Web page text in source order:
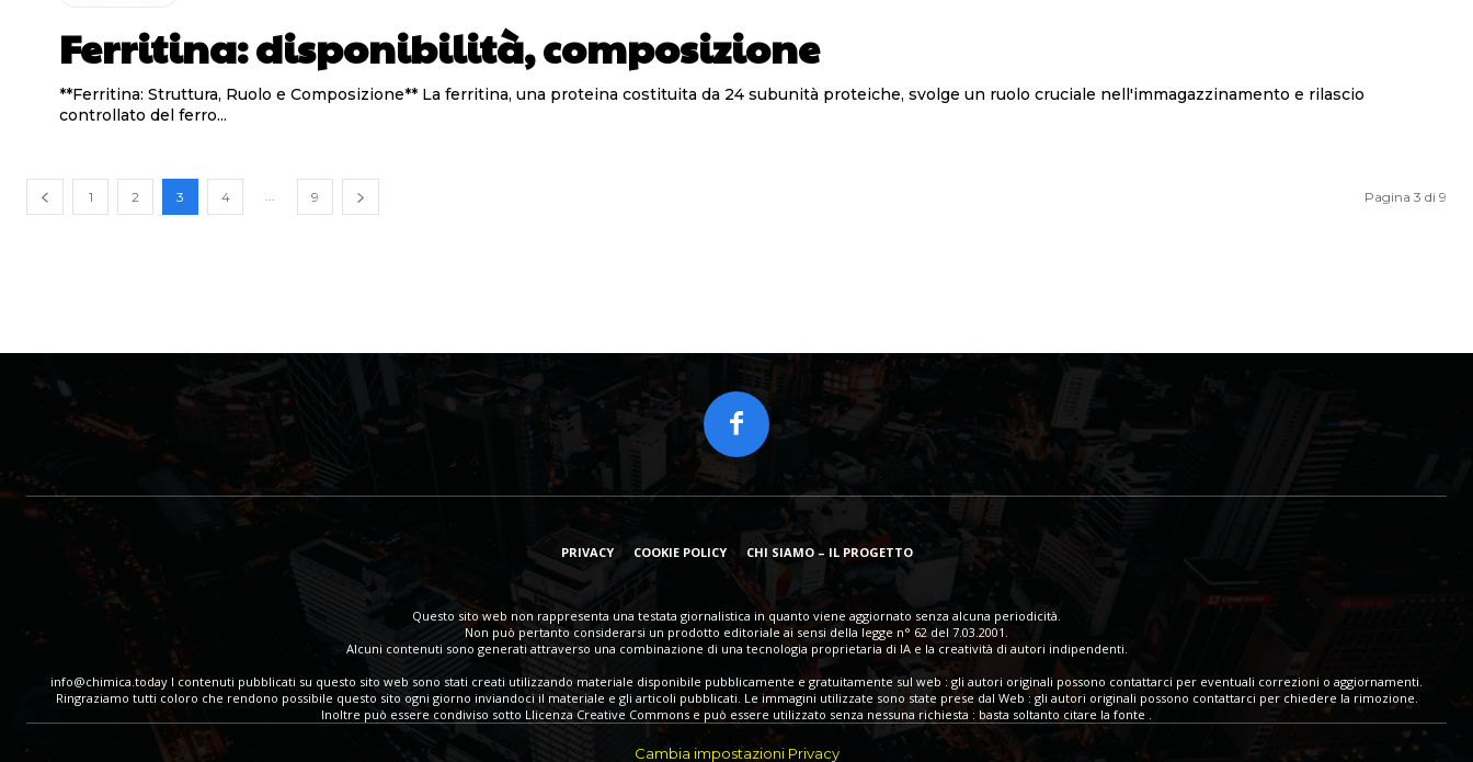
Ferritina: disponibilità, composizione
**Ferritina: Struttura, Ruolo e Composizione** La ferritina, una proteina costituita da 24 subunità proteiche, svolge un ruolo cruciale nell'immagazzinamento e rilascio
controllato del ferro...
1 2 3 4 ... 9 Pagina 3 di 9
PRIVACY COOKIE POLICY CHI SIAMO – IL PROGETTO
Questo sito web non rappresenta una testata giornalistica in quanto viene aggiornato senza alcuna periodicità.
Non può pertanto considerarsi un prodotto editoriale ai sensi della legge n° 62 del 7.03.2001.
Alcuni contenuti sono generati attraverso una combinazione di una tecnologia proprietaria di IA e la creatività di autori indipendenti.
info@chimica.today I contenuti pubblicati su questo sito web sono stati creati utilizzando materiale disponibile pubblicamente e gratuitamente sul web : gli autori originali possono contattarci per eventuali correzioni o aggiornamenti.
Ringraziamo tutti coloro che rendono possibile questo sito ogni giorno inviandoci il materiale e gli articoli pubblicati. Le immagini utilizzate sono state prese dal Web : gli autori originali possono contattarci per chiedere la rimozione.
Inoltre può essere condiviso sotto Llicenza Creative Commons e può essere utilizzato senza nessuna richiesta : basta soltanto citare la fonte .
Cambia impostazioni Privacy